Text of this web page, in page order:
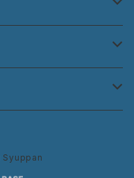
Syuppan